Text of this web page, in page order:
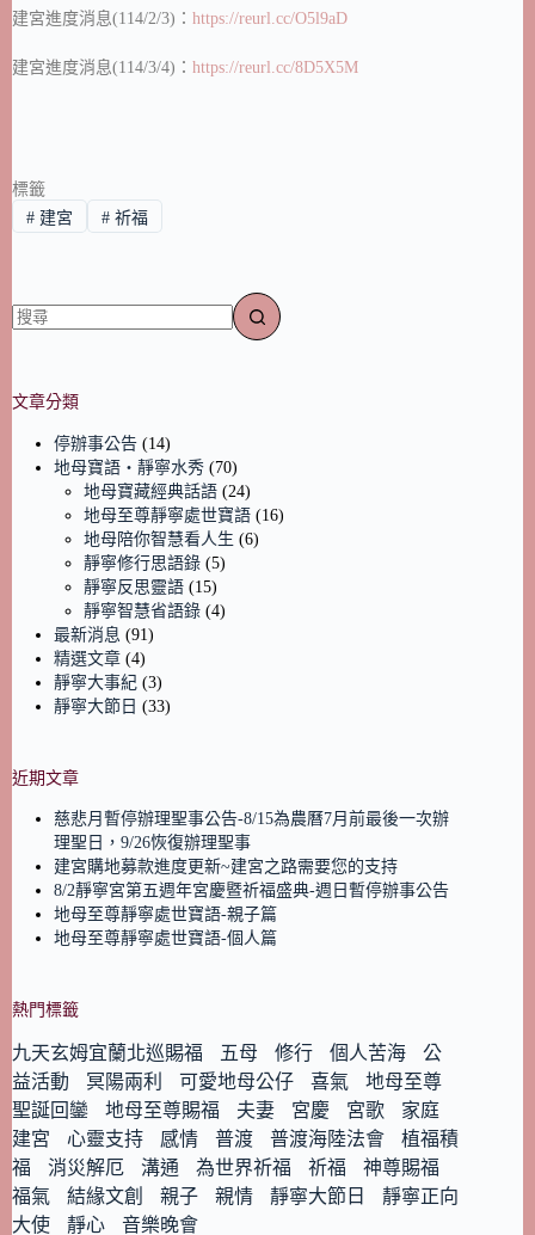
建宮進度消息(114/2/3)： https://reurl.cc/O5l9aD
建宮進度消息(114/3/4)： https://reurl.cc/8D5X5M
標籤
#建宮 #祈福
文章分類
停辦事公告 (14)
地母寶語‧靜寧水秀 (70)
地母寶藏經典話語 (24)
地母至尊靜寧處世寶語 (16)
地母陪你智慧看人生 (6)
靜寧修行思語錄 (5)
靜寧反思靈語 (15)
靜寧智慧省語錄 (4)
最新消息 (91)
精選文章 (4)
靜寧大事紀 (3)
靜寧大節日 (33)
近期文章
慈悲月暫停辦理聖事公告-8/15為農曆7月前最後一次辦
理聖日，9/26恢復辦理聖事
建宮購地募款進度更新~建宮之路需要您的支持
8/2靜寧宮第五週年宮慶暨祈福盛典-週日暫停辦事公告
地母至尊靜寧處世寶語-親子篇
地母至尊靜寧處世寶語-個人篇
熱門標籤
九天玄姆宜蘭北巡賜福 五母 修行 個人苦海
公
益活動
冥陽兩利 可愛地母公仔 喜氣
地母至尊
聖誕回鑾
地母至尊賜福 夫妻 宮慶 宮歌
家庭
建宮
心靈支持 感情 普渡 普渡海陸法會
植福積
福
消災解厄 溝通 為世界祈福 祈福
神尊賜福
福氣
結緣文創 親子 親情 靜寧大節日
靜寧正向
大使
靜心 音樂晚會